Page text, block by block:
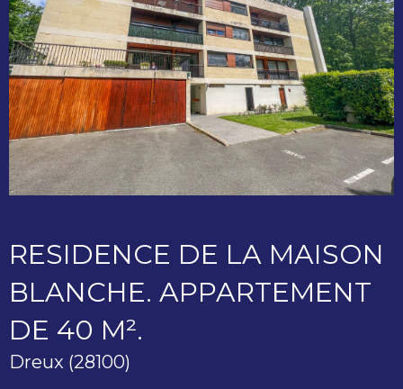
RESIDENCE DE LA MAISON
BLANCHE. APPARTEMENT
DE 40 M².
Dreux (28100)